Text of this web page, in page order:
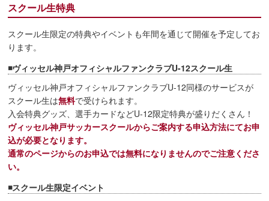
スクール生特典
スクール生限定の特典やイベントも年間を通じて開催を予定してお
ります。
◾️ヴィッセル神戸オフィシャルファンクラブU-12スクール生
ヴィッセル神戸オフィシャルファンクラブU-12同様のサービスが
スクール生は無料で受けられます。
入会特典グッズ、選手カードなどU-12限定特典が盛りだくさん！
ヴィッセル神戸サッカースクールからご案内する申込方法にてお申
込が必要となります。
通常のページからのお申込では無料になりませんのでご注意くださ
い。
◾️スクール生限定イベント